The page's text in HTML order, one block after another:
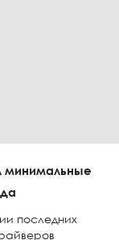
минимальные
последних